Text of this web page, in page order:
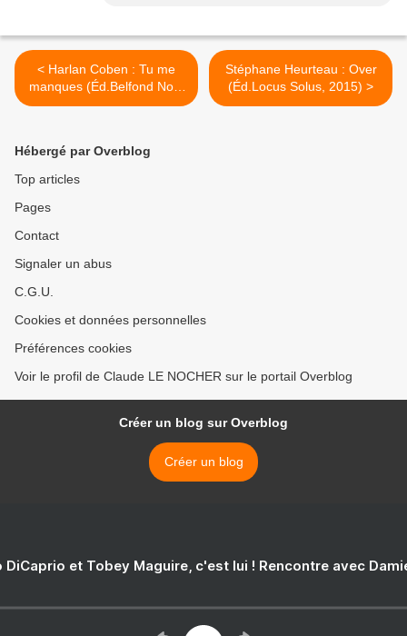
< Harlan Coben : Tu me
manques (Éd.Belfond Noir,
2015)
Stéphane Heurteau : Over
(Éd.Locus Solus, 2015) >
Hébergé par Overblog
Top articles
Pages
Contact
Signaler un abus
C.G.U.
Cookies et données personnelles
Préférences cookies
Voir le profil de Claude LE NOCHER sur le portail Overblog
Créer un blog sur Overblog
Créer un blog
DiCaprio et Tobey Maguire, c'est lui ! Rencontre avec